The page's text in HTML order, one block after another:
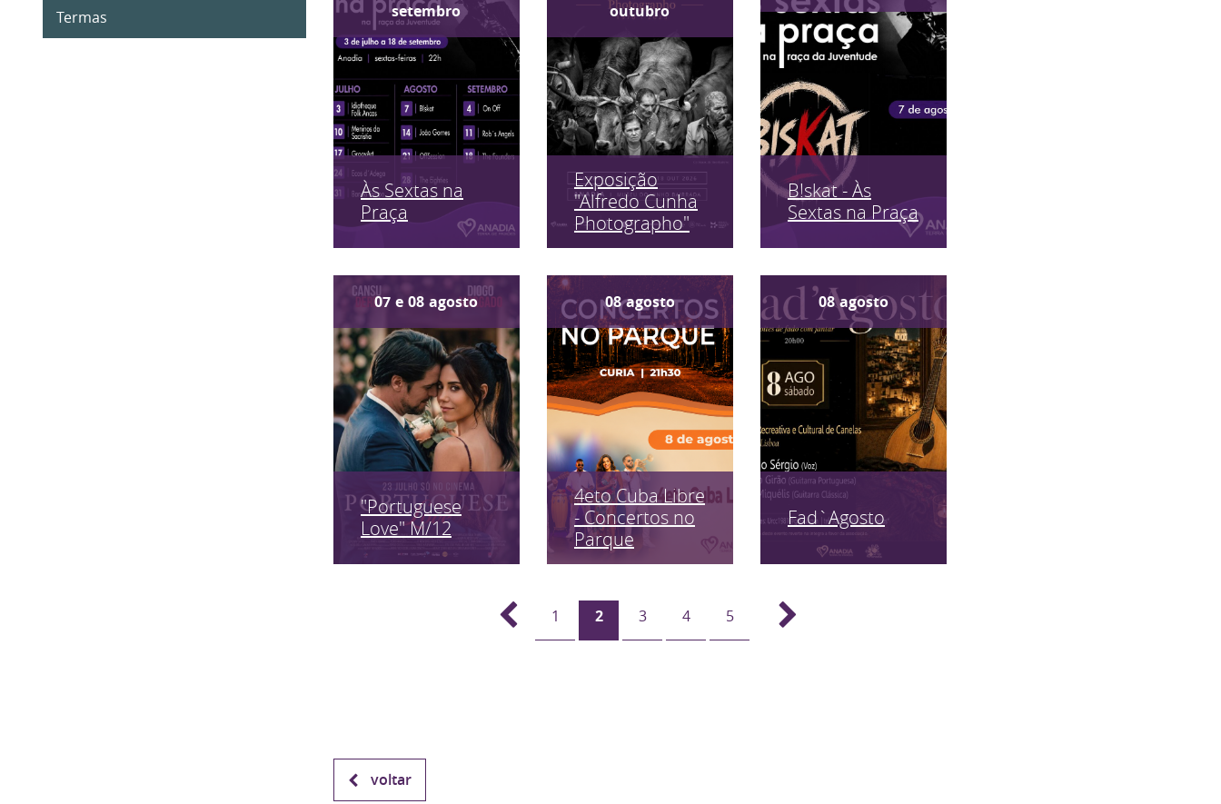
Termas
setembro
Às Sextas na
Praça
outubro
Exposição
"Alfredo Cunha
Photographo"
B!skat - Às
Sextas na Praça
07 e 08 agosto
"Portuguese
Love" M/12
08 agosto
4eto Cuba Libre
- Concertos no
Parque
08 agosto
Fad`Agosto
1 2 3 4 5
voltar